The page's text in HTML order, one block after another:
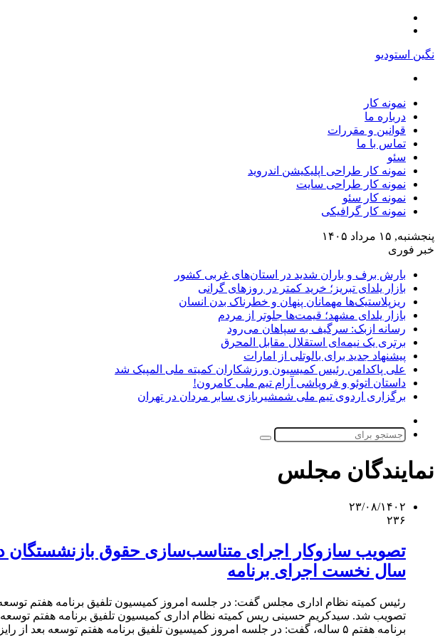
نگین استودیو
نمونه کار
درباره ما
قوانین و مقررات
تماس با ما
سئو
نمونه کار طراحی اپلیکیشن اندروید
نمونه کار طراحی سایت
نمونه کار سئو
نمونه کار گرافیکی
پنجشنبه, ۱۵ مرداد ۱۴۰۵
خبر فوری
بارش برف و باران شدید در استان‌های غربی کشور
بازار یلدای تبریز؛ خرید کمتر در روزهای گرانی
ریزپلاستیک‌ها مهمانان پنهان و خطرناک بدن انسان
بازار یلدای مشهد؛ قیمت‌ها جلوتر از مردم
رسانه ازبک: سرگیف به سپاهان می‌رود
برتری یک نیمه‌ای استقلال مقابل المحرق
پیشنهاد جدید برای بالوتلی از امارات
علی پاکدامن رئیس کمیسیون ورزشکاران کمیته ملی المپیک شد
داستان اتوئو و فروپاشی آرام تیم ملی کامرون!
برگزاری اردوی تیم ملی شمشیربازی سابر مردان در تهران
پوسته
جستجو
نمایندگان مجلس
۲۳/۰۸/۱۴۰۲
۲۳۶
سال نخست اجرای برنامه
تصویب شد. سیدکریم حسینی ریس کمیته نظام اداری کمیسیون تلفیق برنامه هفتم توسعه
برنامه هفتم ۵ ساله، گفت: در جلسه امروز کمیسیون تلفیق برنامه هفتم توسعه